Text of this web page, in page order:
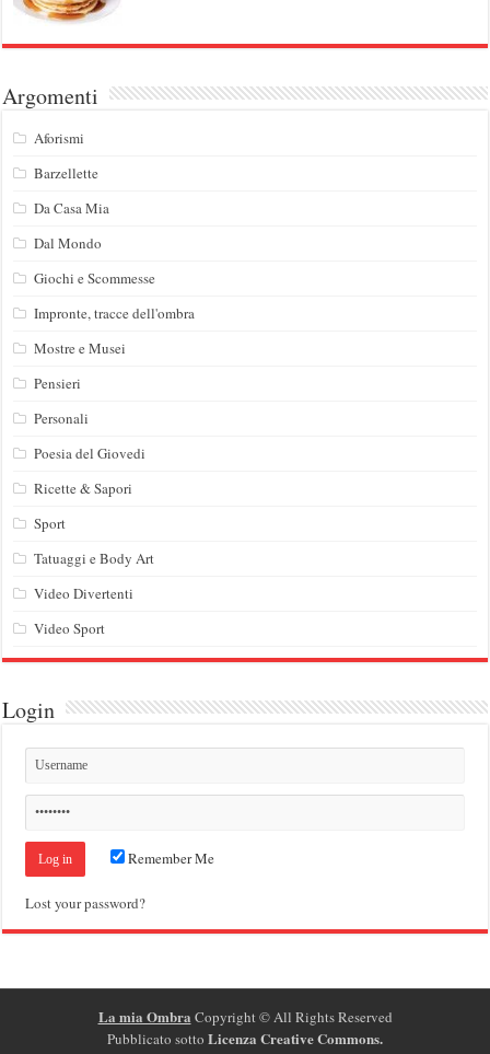
Argomenti
Aforismi
Barzellette
Da Casa Mia
Dal Mondo
Giochi e Scommesse
Impronte, tracce dell'ombra
Mostre e Musei
Pensieri
Personali
Poesia del Giovedi
Ricette & Sapori
Sport
Tatuaggi e Body Art
Video Divertenti
Video Sport
Login
Remember Me
Lost your password?
La mia Ombra Copyright ©All Rights Reserved
Pubblicato sotto Licenza Creative Commons.